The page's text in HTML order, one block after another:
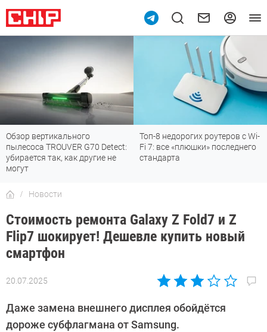
Обзор вертикального
пылесоса TROUVER G70 Detect:
убирается так, как другие не
могут
Топ-8 недорогих роутеров с Wi-
Fi 7: все «плюшки» последнего
стандарта
Новости
Стоимость ремонта Galaxy Z Fold7 и Z
Flip7 шокирует! Дешевле купить новый
смартфон
20.07.2025
Автор:
Довлатова
Даже замена внешнего дисплея обойдётся
дороже субфлагмана от Samsung.